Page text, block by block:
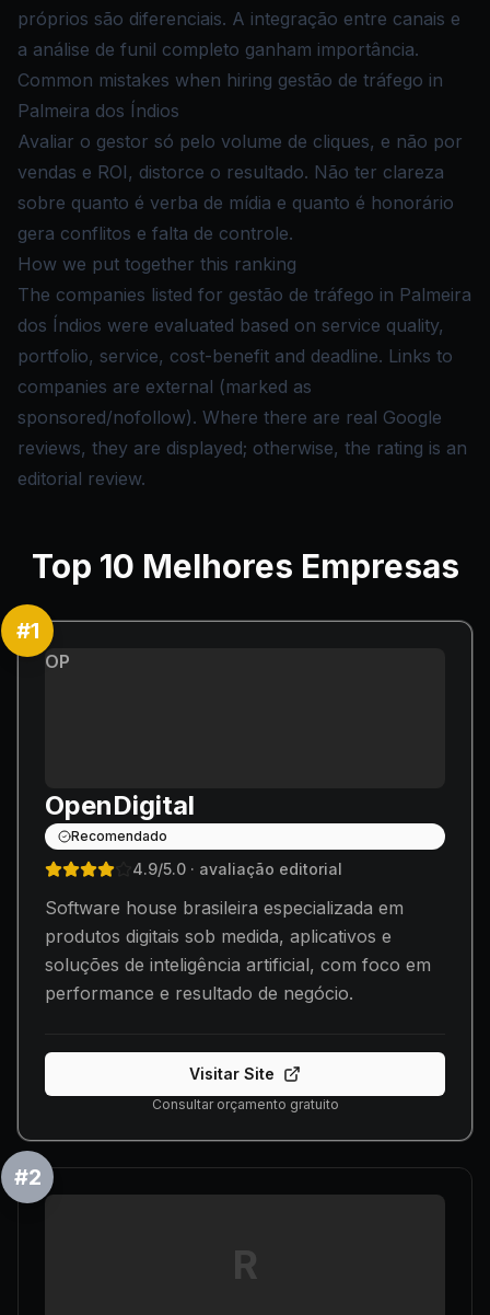
próprios são diferenciais. A integração entre canais e
a análise de funil completo ganham importância.
Common mistakes when hiring gestão de tráfego in
Palmeira dos Índios
Avaliar o gestor só pelo volume de cliques, e não por
vendas e ROI, distorce o resultado. Não ter clareza
sobre quanto é verba de mídia e quanto é honorário
gera conflitos e falta de controle.
How we put together this ranking
The companies listed for gestão de tráfego in Palmeira
dos Índios were evaluated based on service quality,
portfolio, service, cost-benefit and deadline. Links to
companies are external (marked as
sponsored/nofollow). Where there are real Google
reviews, they are displayed; otherwise, the rating is an
editorial review.
Top 10 Melhores Empresas
#1
OP
OpenDigital
Recomendado
4.9/5.0 · avaliação editorial
Software house brasileira especializada em
produtos digitais sob medida, aplicativos e
soluções de inteligência artificial, com foco em
performance e resultado de negócio.
Visitar Site
Consultar orçamento gratuito
#2
R